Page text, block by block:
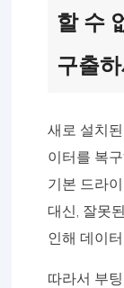
할 수
구출
새로 설치
이터를 복
기본 드라
대신, 잘못
인해 데이
따라서 부